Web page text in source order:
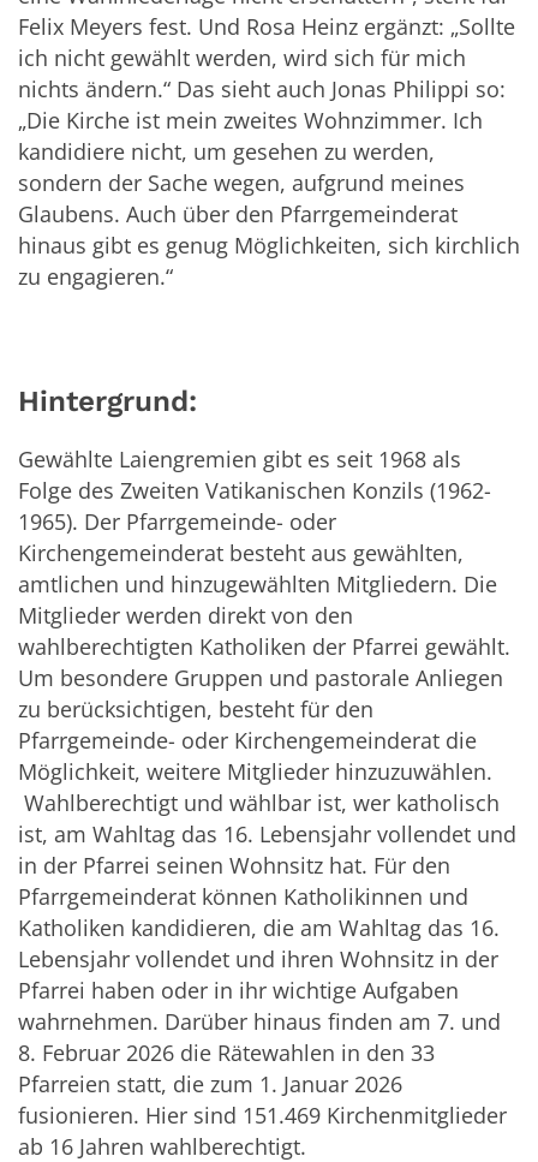
Felix Meyers fest. Und Rosa Heinz ergänzt: „Sollte
ich nicht gewählt werden, wird sich für mich
nichts ändern.“ Das sieht auch Jonas Philippi so:
„Die Kirche ist mein zweites Wohnzimmer. Ich
kandidiere nicht, um gesehen zu werden,
sondern der Sache wegen, aufgrund meines
Glaubens. Auch über den Pfarrgemeinderat
hinaus gibt es genug Möglichkeiten, sich kirchlich
zu engagieren.“
Hintergrund:
Gewählte Laiengremien gibt es seit 1968 als
Folge des Zweiten Vatikanischen Konzils (1962-
1965). Der Pfarrgemeinde- oder
Kirchengemeinderat besteht aus gewählten,
amtlichen und hinzugewählten Mitgliedern. Die
Mitglieder werden direkt von den
wahlberechtigten Katholiken der Pfarrei gewählt.
Um besondere Gruppen und pastorale Anliegen
zu berücksichtigen, besteht für den
Pfarrgemeinde- oder Kirchengemeinderat die
Möglichkeit, weitere Mitglieder hinzuzuwählen.
Wahlberechtigt und wählbar ist, wer katholisch
ist, am Wahltag das 16. Lebensjahr vollendet und
in der Pfarrei seinen Wohnsitz hat. Für den
Pfarrgemeinderat können Katholikinnen und
Katholiken kandidieren, die am Wahltag das 16.
Lebensjahr vollendet und ihren Wohnsitz in der
Pfarrei haben oder in ihr wichtige Aufgaben
wahrnehmen. Darüber hinaus finden am 7. und
8. Februar 2026 die Rätewahlen in den 33
Pfarreien statt, die zum 1. Januar 2026
fusionieren. Hier sind 151.469 Kirchenmitglieder
ab 16 Jahren wahlberechtigt.